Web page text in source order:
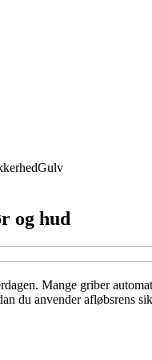
Gulv
og hud
Mange griber
du anvender afløbsrens